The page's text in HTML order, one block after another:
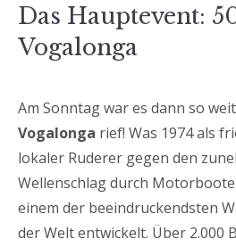
Das Hauptevent:
Vogalonga
Am Sonntag war es dann so
Vogalonga rief! Was 1974 als
lokaler Ruderer gegen den
Wellenschlag durch
einem der beeindruckendsten
der Welt entwickelt. Über 2.000